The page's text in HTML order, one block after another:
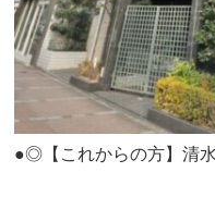
●◎【これからの方】清